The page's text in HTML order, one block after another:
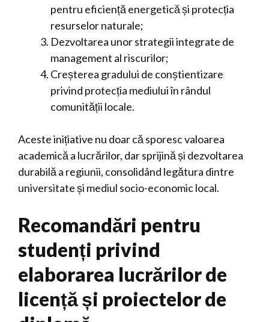
pentru eficiență energetică și protecția
resurselor naturale;
Dezvoltarea unor strategii integrate de
management al riscurilor;
Creșterea gradului de conștientizare
privind protecția mediului în rândul
comunității locale.
Aceste inițiative nu doar că sporesc valoarea
academică a lucrărilor, dar sprijină și dezvoltarea
durabilă a regiunii, consolidând legătura dintre
universitate și mediul socio-economic local.
Recomandări pentru
studenți privind
elaborarea lucrărilor de
licență și proiectelor de